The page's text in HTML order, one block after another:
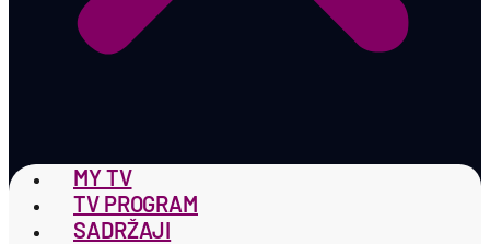
MY TV
TV PROGRAM
SADRŽAJI